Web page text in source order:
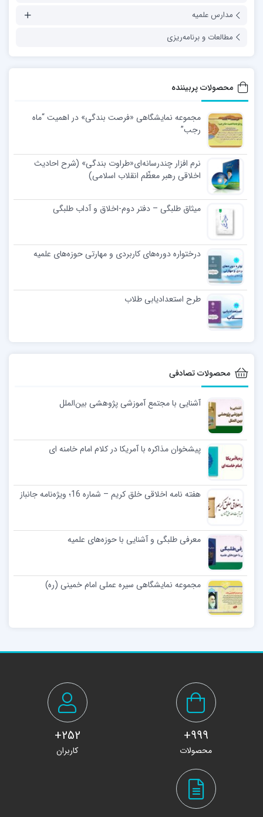
مدارس علمیه
مطالعات و برنامه‌ریزی
محصولات پربیننده
مجموعه نمایشگاهی «فرصت بندگی» در اهمیت “ماه
رجب”
نرم افزار چندرسانه‌ای«طراوت بندگی» (شرح احادیث
اخلاقی رهبر معظّم انقلاب اسلامی)
میثاق طلبگی – دفتر دوم-اخلاق و آداب طلبگی
درختواره دوره‌های کاربردی و مهارتی حوزه‌های علمیه
طرح استعدادیابی طلاب
محصولات تصادفی
آشنایی با مجتمع آموزشی پژوهشی بین‌الملل
پیشخوان مذاکره با آمریکا در کلام امام خامنه ای
هفته نامه اخلاقی خلق کریم – شماره 16؛ ویژه‌نامه جانباز
معرفی طلبگی و آشنایی با حوزه‌های علمیه
مجموعه نمایشگاهی سیره عملی امام خمینی (ره)
999+
محصولات
252+
کاربران